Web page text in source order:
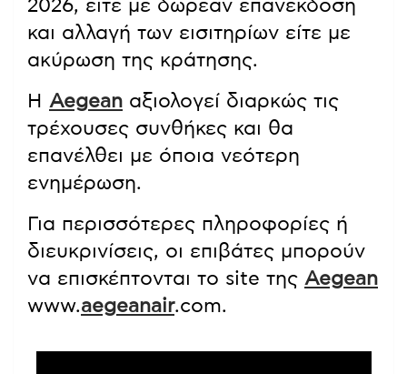
2026, είτε με δωρεάν επανέκδοση
και αλλαγή των εισιτηρίων είτε με
ακύρωση της κράτησης.
Η Aegean αξιολογεί διαρκώς τις
τρέχουσες συνθήκες και θα
επανέλθει με όποια νεότερη
ενημέρωση.
Για περισσότερες πληροφορίες ή
διευκρινίσεις, οι επιβάτες μπορούν
να επισκέπτονται το site της Aegean
www.aegeanair.com.